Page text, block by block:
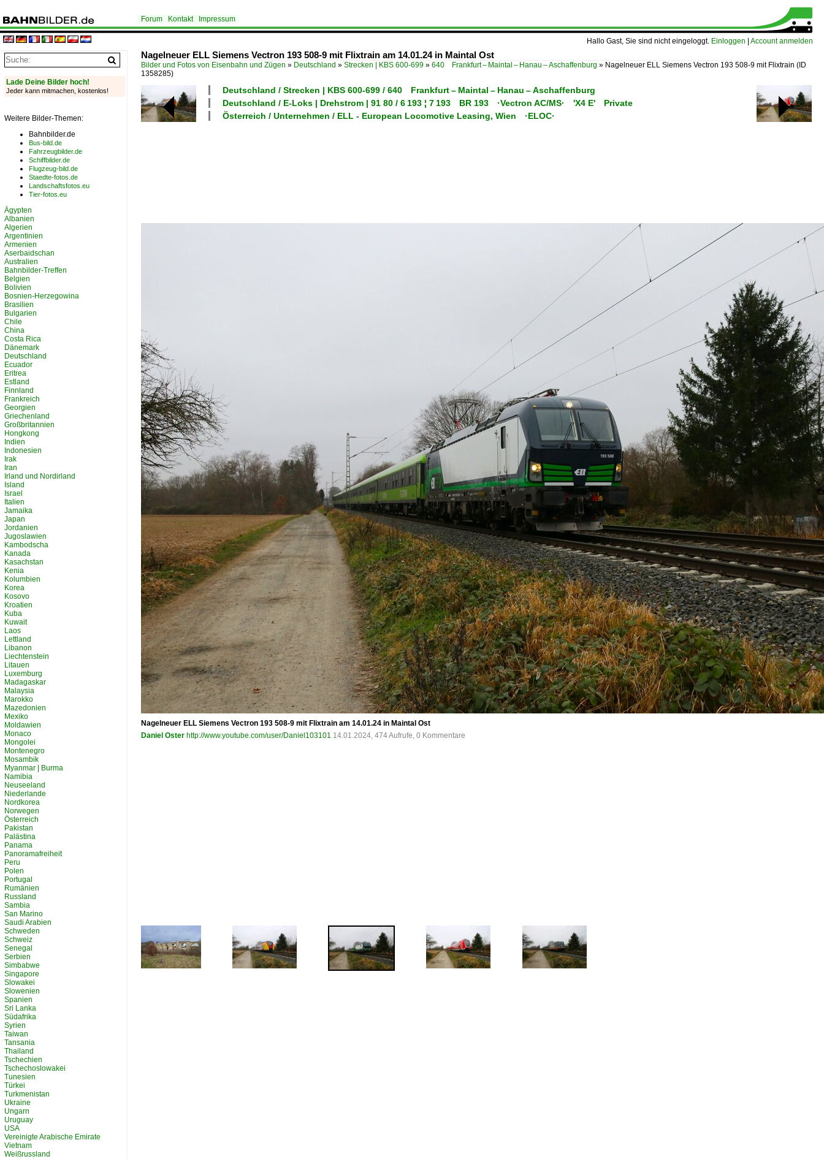
Hallo Gast, Sie sind nicht eingeloggt. Einloggen Account anmelden
Forum Kontakt Impressum
Nagelneuer ELL Siemens Vectron 193 508-9 mit Flixtrain am 14.01.24 in Maintal Ost
Bilder und Fotos von Eisenbahn und Zügen » Deutschland » Strecken | KBS 600-699 » 640 Frankfurt – Maintal – Hanau – Aschaffenburg » Nagelneuer ELL Siemens Vectron 193 508-9 mit Flixtrain (ID
1358285)
Deutschland / Strecken | KBS 600-699 / 640 Frankfurt – Maintal – Hanau – Aschaffenburg
Deutschland / E-Loks | Drehstrom | 91 80 / 6 193 ¦ 7 193 BR 193 ·Vectron AC/MS· 'X4 E' Private
Österreich / Unternehmen / ELL - European Locomotive Leasing, Wien ·ELOC·
Nagelneuer ELL Siemens Vectron 193 508-9 mit Flixtrain am 14.01.24 in Maintal Ost
Daniel Oster http://www.youtube.com/user/Daniel103101 14.01.2024, 474 Aufrufe, 0 Kommentare
Lade Deine Bilder hoch!
Jeder kann mitmachen, kostenlos!
Weitere Bilder-Themen:
Bahnbilder.de
Bus-bild.de
Fahrzeugbilder.de
Schiffbilder.de
Flugzeug-bild.de
Staedte-fotos.de
Landschaftsfotos.eu
Tier-fotos.eu
Ägypten
Albanien
Algerien
Argentinien
Armenien
Aserbaidschan
Australien
Bahnbilder-Treffen
Belgien
Bolivien
Bosnien-Herzegowina
Brasilien
Bulgarien
Chile
China
Costa Rica
Dänemark
Deutschland
Ecuador
Eritrea
Estland
Finnland
Frankreich
Georgien
Griechenland
Großbritannien
Hongkong
Indien
Indonesien
Irak
Iran
Irland und Nordirland
Island
Israel
Italien
Jamaika
Japan
Jordanien
Jugoslawien
Kambodscha
Kanada
Kasachstan
Kenia
Kolumbien
Korea
Kosovo
Kroatien
Kuba
Kuwait
Laos
Lettland
Libanon
Liechtenstein
Litauen
Luxemburg
Madagaskar
Malaysia
Marokko
Mazedonien
Mexiko
Moldawien
Monaco
Mongolei
Montenegro
Mosambik
Myanmar | Burma
Namibia
Neuseeland
Niederlande
Nordkorea
Norwegen
Österreich
Pakistan
Palästina
Panama
Panoramafreiheit
Peru
Polen
Portugal
Rumänien
Russland
Sambia
San Marino
Saudi Arabien
Schweden
Schweiz
Senegal
Serbien
Simbabwe
Singapore
Slowakei
Slowenien
Spanien
Sri Lanka
Südafrika
Syrien
Taiwan
Tansania
Thailand
Tschechien
Tschechoslowakei
Tunesien
Türkei
Turkmenistan
Ukraine
Ungarn
Uruguay
USA
Vereinigte Arabische Emirate
Vietnam
Weißrussland